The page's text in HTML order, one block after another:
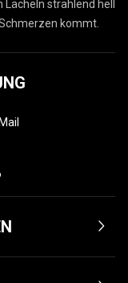
strahlend hell
kommt.